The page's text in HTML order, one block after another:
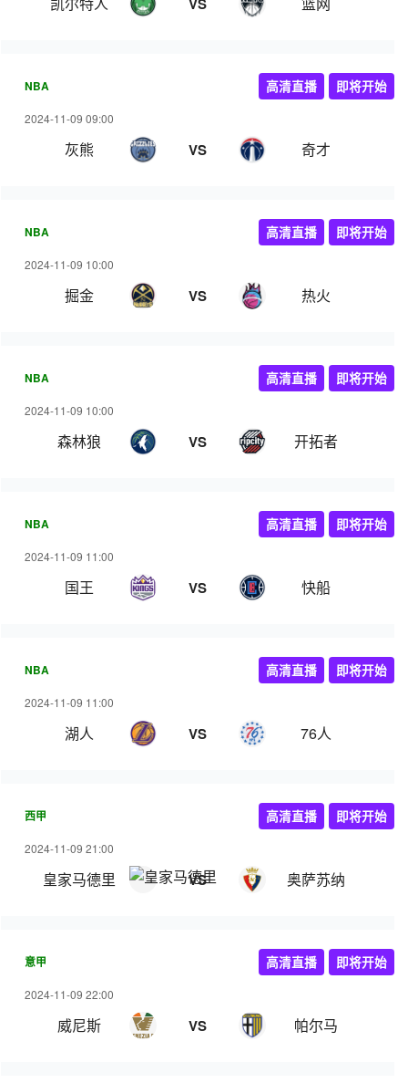
NBA
2024-11-09 09:00
灰熊 VS 奇才
高清直播 即将开始
NBA
2024-11-09 10:00
掘金 VS 热火
高清直播 即将开始
NBA
2024-11-09 10:00
森林狼 VS 开拓者
高清直播 即将开始
NBA
2024-11-09 11:00
国王 VS 快船
高清直播 即将开始
NBA
2024-11-09 11:00
湖人 VS 76人
高清直播 即将开始
西甲
2024-11-09 21:00
皇家马德里 VS 奥萨苏纳
高清直播 即将开始
意甲
2024-11-09 22:00
威尼斯 VS 帕尔马
高清直播 即将开始